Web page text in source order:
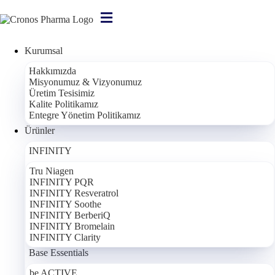
Kurumsal
Hakkımızda
Misyonumuz & Vizyonumuz
Üretim Tesisimiz
Kalite Politikamız
Entegre Yönetim Politikamız
Ürünler
INFINITY
Tru Niagen
INFINITY PQR
INFINITY Resveratrol
INFINITY Soothe
INFINITY BerberiQ
INFINITY Bromelain
INFINITY Clarity
Base Essentials
be ACTIVE
/
Medya
/
Haberler
bir tıbbi teşhis, tedavi veya öneri niteliği taşımaz. Burada bahsi geçen
hiçbir bileşen veya gıda takviyesi hastalıkları tedavi etmek, önlemek
veya iyileştirmek amacıyla kullanılamaz. Sağlığınızla ilgili kararlar için
lütfen hekiminize ve eczacınıza danışınız.
Cronos Pharma Vita Health 4. Uluslararası
Terapötik Beslenme Kongresi’nde Ürünlerini Tanıttı!
Cronos Pharma olarak, Vita Health 4. Uluslararası Terapötik